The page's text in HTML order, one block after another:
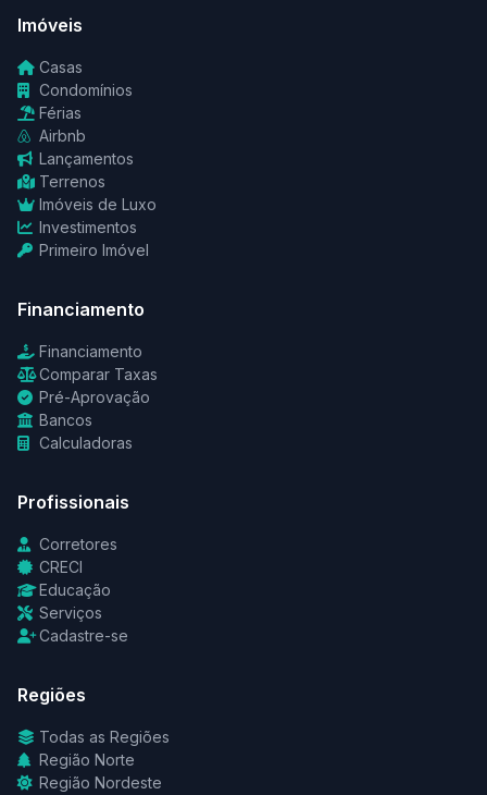
Imóveis
Casas
Condomínios
Férias
Airbnb
Lançamentos
Terrenos
Imóveis de Luxo
Investimentos
Primeiro Imóvel
Financiamento
Financiamento
Comparar Taxas
Pré-Aprovação
Bancos
Calculadoras
Profissionais
Corretores
CRECI
Educação
Serviços
Cadastre-se
Regiões
Todas as Regiões
Região Norte
Região Nordeste